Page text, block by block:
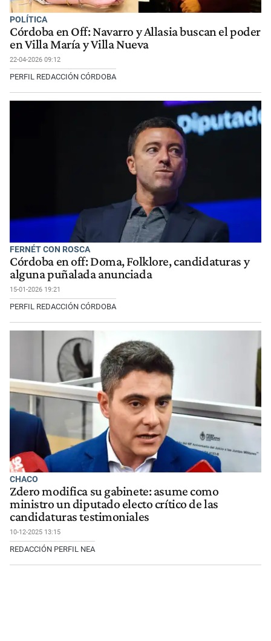
POLÍTICA
Córdoba en Off: Navarro y Allasia buscan el poder
en Villa María y Villa Nueva
22-04-2026 09:12
PERFIL REDACCIÓN CÓRDOBA
FERNÉT CON ROSCA
Córdoba en off: Doma, Folklore, candidaturas y
alguna puñalada anunciada
15-01-2026 19:21
PERFIL REDACCIÓN CÓRDOBA
CHACO
Zdero modifica su gabinete: asume como
ministro un diputado electo crítico de las
candidaturas testimoniales
10-12-2025 13:15
REDACCIÓN PERFIL NEA